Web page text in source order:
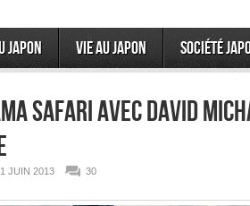
Japon Vie au Japon Société
Safari avec David
1 JUIN 2013 30